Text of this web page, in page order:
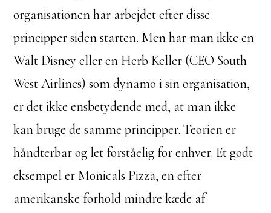
organisationen har arbejdet efter disse
principper siden starten. Men har man ikke en
Walt Disney eller en Herb Keller (CEO South
West Airlines) som dynamo i sin organisation,
er det ikke ensbetydende med, at man ikke
kan bruge de samme principper. Teorien er
håndterbar og let forståelig for enhver. Et godt
eksempel er Monicals Pizza, en efter
amerikanske forhold mindre kæde af